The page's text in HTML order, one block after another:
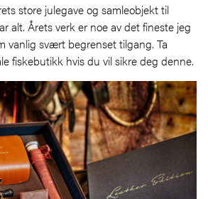
store julegave og samleobjekt til
alt. Årets verk er noe av det fineste jeg
vanlig svært begrenset tilgang. Ta
fiskebutikk hvis du vil sikre deg denne.